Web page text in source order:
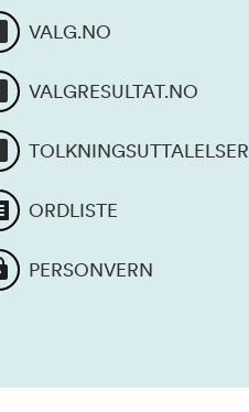
VALG.NO
VALGRESULTAT.NO
TOLKNINGSUTTALELSER
ORDLISTE
PERSONVERN